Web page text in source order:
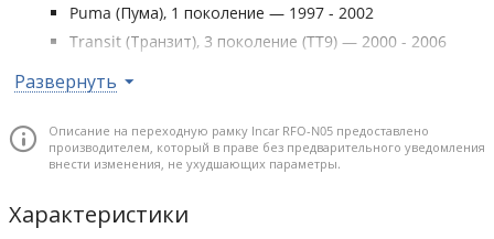
Puma (Пума), 1 поколение — 1997 - 2002
Transit (Транзит), 3 поколение (TT9) — 2000 - 2006
Geely (Джили):
Развернуть
Описание на переходную рамку Incar RFO-N05 предоставлено
производителем, который в праве без предварительного уведомления
внести изменения, не ухудшающих параметры.
Характеристики